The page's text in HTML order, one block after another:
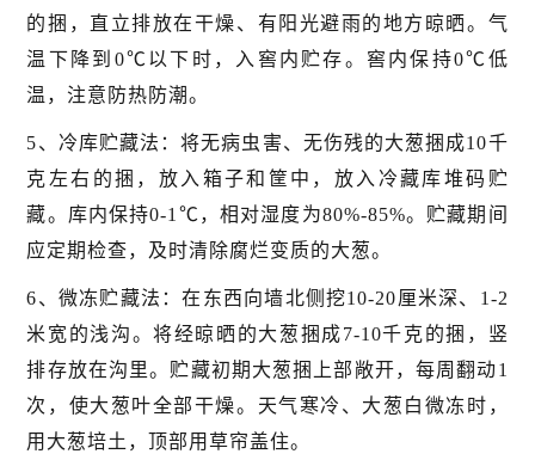
的捆，直立排放在干燥、有阳光避雨的地方晾晒。气
温下降到0℃以下时，入窖内贮存。窖内保持0℃低
温，注意防热防潮。
5、冷库贮藏法：将无病虫害、无伤残的大葱捆成10千
克左右的捆，放入箱子和筐中，放入冷藏库堆码贮
藏。库内保持0-1℃，相对湿度为80%-85%。贮藏期间
应定期检查，及时清除腐烂变质的大葱。
6、微冻贮藏法：在东西向墙北侧挖10-20厘米深、1-2
米宽的浅沟。将经晾晒的大葱捆成7-10千克的捆，竖
排存放在沟里。贮藏初期大葱捆上部敞开，每周翻动1
次，使大葱叶全部干燥。天气寒冷、大葱白微冻时，
用大葱培土，顶部用草帘盖住。